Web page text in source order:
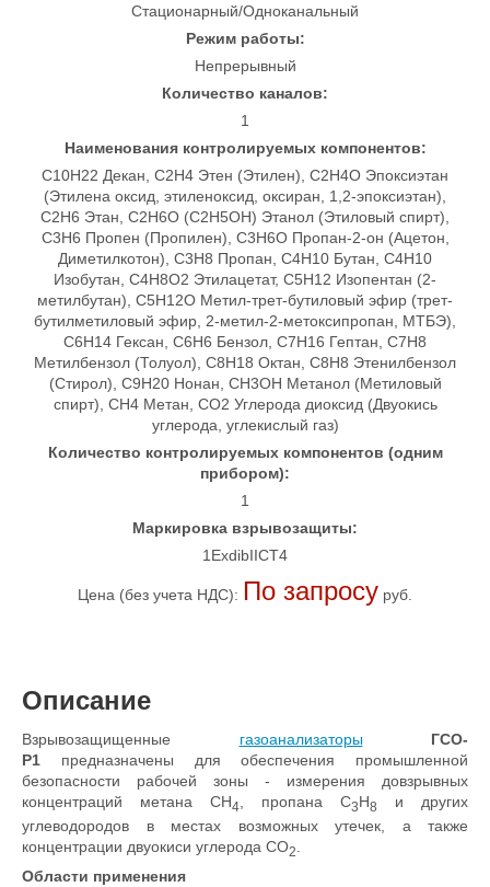
Стационарный/Одноканальный
Режим работы:
Непрерывный
Количество каналов:
1
Наименования контролируемых компонентов:
C10H22 Декан, C2H4 Этен (Этилен), C2H4O Эпоксиэтан
(Этилена оксид, этиленоксид, оксиран, 1,2-эпоксиэтан),
C2H6 Этан, C2H6O (C2H5OH) Этанол (Этиловый спирт),
C3H6 Пропен (Пропилен), C3H6O Пропан-2-он (Ацетон,
Диметилкотон), C3H8 Пропан, C4H10 Бутан, C4H10
Изобутан, C4H8O2 Этилацетат, C5H12 Изопентан (2-
метилбутан), C5H12O Метил-трет-бутиловый эфир (трет-
бутилметиловый эфир, 2-метил-2-метоксипропан, МТБЭ),
C6H14 Гексан, C6H6 Бензол, C7H16 Гептан, C7H8
Метилбензол (Толуол), C8H18 Октан, C8H8 Этенилбензол
(Стирол), C9H20 Нонан, CH3OH Метанол (Метиловый
спирт), CH4 Метан, CO2 Углерода диоксид (Двуокись
углерода, углекислый газ)
Количество контролируемых компонентов (одним
прибором):
1
Маркировка взрывозащиты:
1ExdibIICT4
Цена (без учета НДС): По запросу руб.
Описание
Взрывозащищенные газоанализаторы
ГСО-
Р1 предназначены для обеспечения промышленной
безопасности рабочей зоны - измерения довзрывных
концентраций метана СН4 , пропана С3Н8
и других
углеводородов в местах возможных утечек, а также
концентрации двуокиси углерода СО2
Области применения